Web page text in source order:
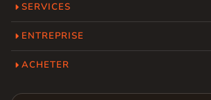
SERVICES
ENTREPRISE
ACHETER